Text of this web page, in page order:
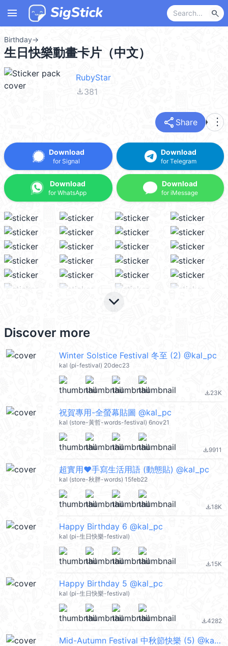
menu search
Birthday→
生日快樂動畫卡片（中文）
RubyStar
file_download381
share Share more_vert
Download
for Signal
Download
for WhatsApp
Download
for Telegram
Download
for iMessage
keyboard_arrow_down
Discover more
Winter Solstice Festival 冬至 (2) @kal_pc
kal (pi-festival) 20dec23
file_download23K
祝賀專用-全螢幕貼圖 @kal_pc
kal (store-黃哲-words-festival) 6nov21
file_download9911
超實用❤手寫生活用語 (動態貼) @kal_pc
kal (store-秋胖-words) 15feb22
file_download18K
Happy Birthday 6 @kal_pc
kal (pi-生日快樂-festival)
file_download15K
Happy Birthday 5 @kal_pc
kal (pi-生日快樂-festival)
file_download4282
Mid-Autumn Festival 中秋節快樂 (5) @kal_pc